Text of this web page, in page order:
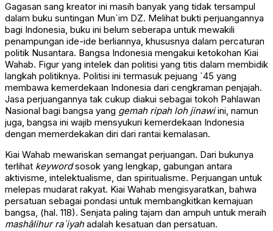
Gagasan sang kreator ini masih banyak yang tidak tersampul
dalam buku suntingan Mun`im DZ. Melihat bukti perjuangannya
bagi Indonesia, buku ini belum seberapa untuk mewakili
penampungan ide-ide berliannya, khususnya dalam percaturan
politik Nusantara. Bangsa Indonesia mengakui ketokohan Kiai
Wahab. Figur yang intelek dan politisi yang titis dalam membidik
langkah politiknya. Politisi ini termasuk pejuang `45 yang
membawa kemerdekaan Indonesia dari cengkraman penjajah.
Jasa perjuangannya tak cukup diakui sebagai tokoh Pahlawan
Nasional bagi bangsa yang gemah ripah loh jinawiini, namun
juga, bangsa ini wajib mensyukuri kemerdekaan Indonesia
dengan memerdekakan diri dari rantai kemalasan.
Kiai Wahab mewariskan semangat perjuangan. Dari bukunya
terlihat keywordsosok yang lengkap, gabungan antara
aktivisme, intelektualisme, dan spiritualisme. Perjuangan untuk
melepas mudarat rakyat. Kiai Wahab mengisyaratkan, bahwa
persatuan sebagai pondasi untuk membangkitkan kemajuan
bangsa, (hal. 118). Senjata paling tajam dan ampuh untuk meraih
mashâlihur ra`iyahadalah kesatuan dan persatuan.